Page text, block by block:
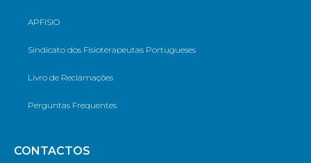
APFISIO
Sindicato dos Fisioterapeutas Portugueses
Livro de Reclamações
Perguntas Frequentes
CONTACTOS